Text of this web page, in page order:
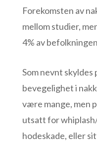
Forekomsten av
mellom studier,
4% av
Som nevnt
bevegelighet i
være mange, men
utsatt for
hodeskade, eller